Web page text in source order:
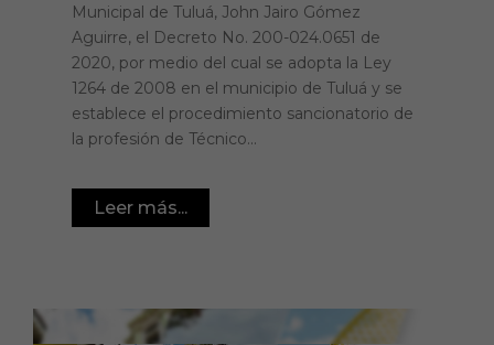
Municipal de Tuluá, John Jairo Gómez
Aguirre, el Decreto No. 200-024.0651 de
2020, por medio del cual se adopta la Ley
1264 de 2008 en el municipio de Tuluá y se
establece el procedimiento sancionatorio de
la profesión de Técnico...
Leer más...